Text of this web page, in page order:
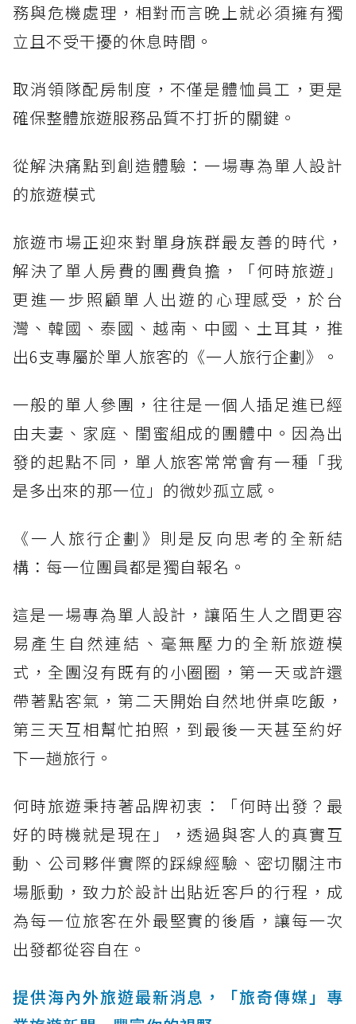
務與危機處理，相對而言晚上就必須擁有獨
立且不受干擾的休息時間。
取消領隊配房制度，不僅是體恤員工，更是
確保整體旅遊服務品質不打折的關鍵。
從解決痛點到創造體驗：一場專為單人設計
的旅遊模式
旅遊市場正迎來對單身族群最友善的時代，
解決了單人房費的團費負擔，「何時旅遊」
更進一步照顧單人出遊的心理感受，於台
灣、韓國、泰國、越南、中國、土耳其，推
出6支專屬於單人旅客的《一人旅行企劃》。
一般的單人參團，往往是一個人插足進已經
由夫妻、家庭、閨蜜組成的團體中。因為出
發的起點不同，單人旅客常常會有一種「我
是多出來的那一位」的微妙孤立感。
《一人旅行企劃》則是反向思考的全新結
構：每一位團員都是獨自報名。
這是一場專為單人設計，讓陌生人之間更容
易產生自然連結、毫無壓力的全新旅遊模
式，全團沒有既有的小圈圈，第一天或許還
帶著點客氣，第二天開始自然地併桌吃飯，
第三天互相幫忙拍照，到最後一天甚至約好
下一趟旅行。
何時旅遊秉持著品牌初衷：「何時出發？最
好的時機就是現在」，透過與客人的真實互
動、公司夥伴實際的踩線經驗、密切關注市
場脈動，致力於設計出貼近客戶的行程，成
為每一位旅客在外最堅實的後盾，讓每一次
出發都從容自在。
提供海內外旅遊最新消息，「旅奇傳媒」專